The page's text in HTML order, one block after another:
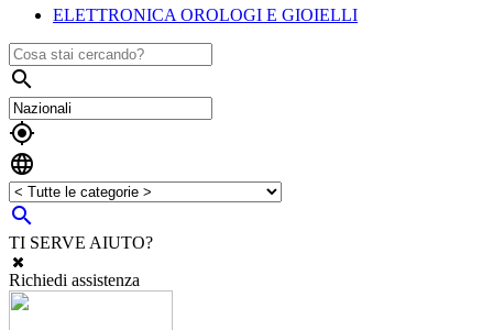
ELETTRONICA OROLOGI E GIOIELLI




TI SERVE AIUTO?
Richiedi assistenza